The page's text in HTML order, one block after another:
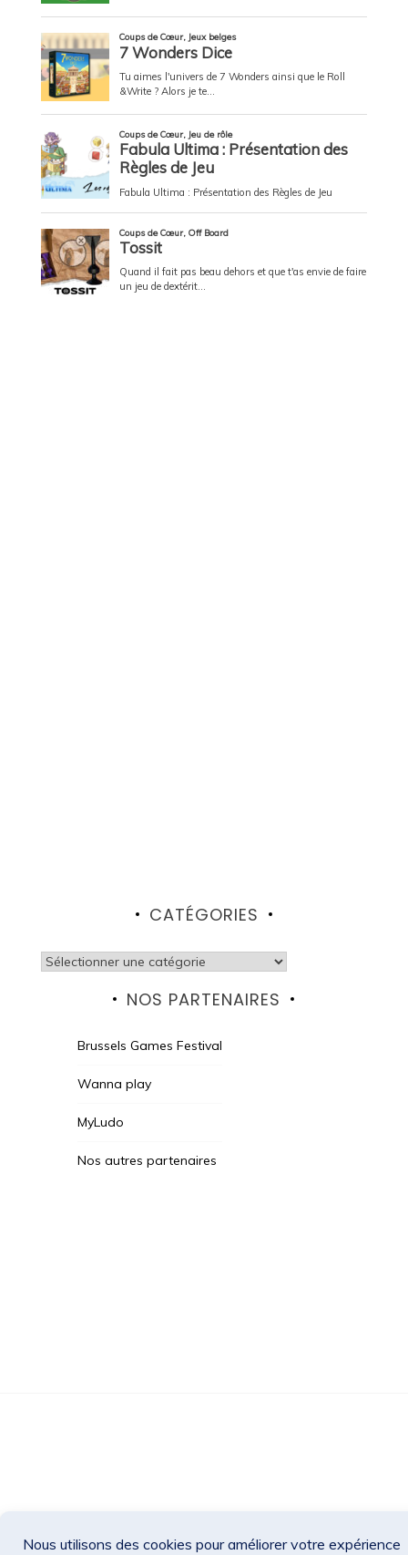
CATÉGORIES
Catégories
NOS PARTENAIRES
Brussels Games Festival
Wanna play
MyLudo
Nos autres partenaires